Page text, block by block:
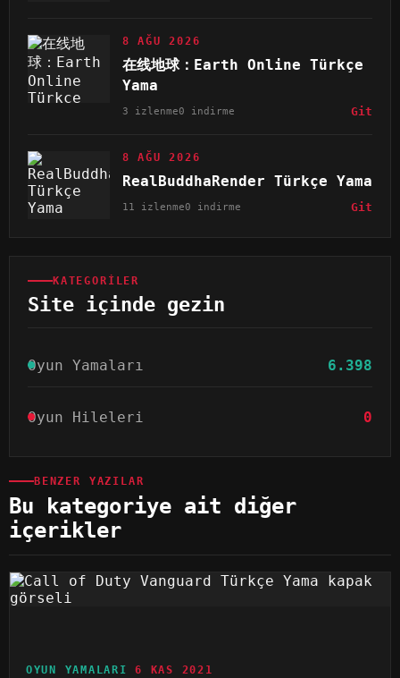
8 AĞU 2026
在线地球：Earth Online Türkçe
Yama
3 izlenme0 indirme Git
8 AĞU 2026
RealBuddhaRender Türkçe Yama
11 izlenme0 indirme Git
KATEGORILER
Site içinde gezin
Oyun Yamaları 6.398
Oyun Hileleri 0
BENZER YAZILAR
Bu kategoriye ait diğer
içerikler
OYUN YAMALARI 6 KAS 2021